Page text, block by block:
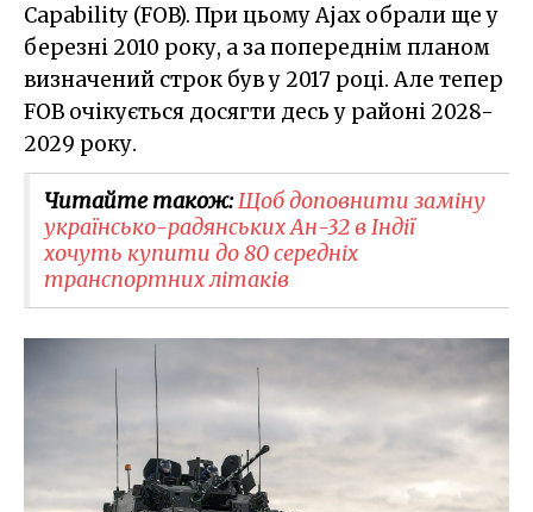
Capability (FOB). При цьому Ajax обрали ще у
березні 2010 року, а за попереднім планом
визначений строк був у 2017 році. Але тепер
FOB очікується досягти десь у районі 2028-
2029 року.
Читайте також:Щоб доповнити заміну
українсько-радянських Ан-32 в Індії
хочуть купити до 80 середніх
транспортних літаків